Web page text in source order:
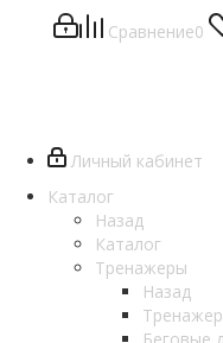
Сравнение0
Личный кабинет
Каталог
Назад
Каталог
Тренажеры
Назад